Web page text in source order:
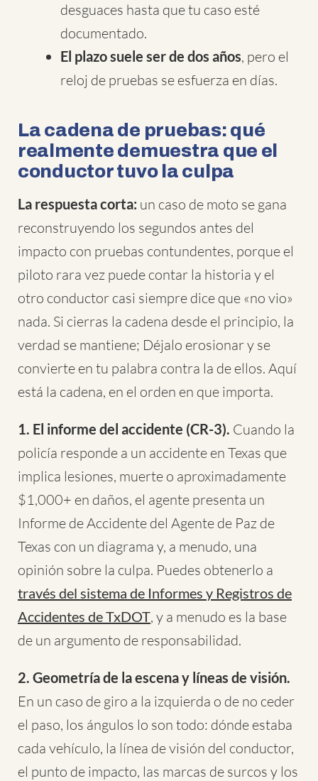
desguaces hasta que tu caso esté
documentado.
El plazo suele ser de dos años, pero el
reloj de pruebas se esfuerza en días.
La cadena de pruebas: qué
realmente demuestra que el
conductor tuvo la culpa
La respuesta corta: un caso de moto se gana
reconstruyendo los segundos antes del
impacto con pruebas contundentes, porque el
piloto rara vez puede contar la historia y el
otro conductor casi siempre dice que «no vio»
nada. Si cierras la cadena desde el principio, la
verdad se mantiene; Déjalo erosionar y se
convierte en tu palabra contra la de ellos. Aquí
está la cadena, en el orden en que importa.
1. El informe del accidente (CR-3). Cuando la
policía responde a un accidente en Texas que
implica lesiones, muerte o aproximadamente
$1,000+ en daños, el agente presenta un
Informe de Accidente del Agente de Paz de
Texas con un diagrama y, a menudo, una
opinión sobre la culpa. Puedes obtenerlo a
través del sistema de Informes y Registros de
Accidentes de TxDOT, y a menudo es la base
de un argumento de responsabilidad.
2. Geometría de la escena y líneas de visión.
En un caso de giro a la izquierda o de no ceder
el paso, los ángulos lo son todo: dónde estaba
cada vehículo, la línea de visión del conductor,
el punto de impacto, las marcas de surcos y los